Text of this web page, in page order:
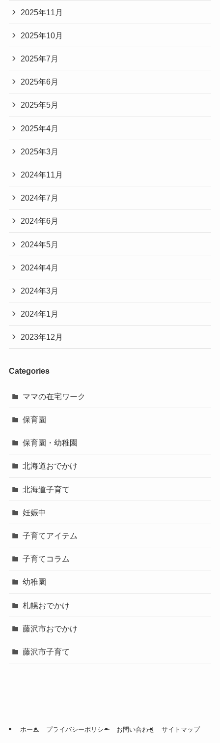
2025年11月
2025年10月
2025年7月
2025年6月
2025年5月
2025年4月
2025年3月
2024年11月
2024年7月
2024年6月
2024年5月
2024年4月
2024年3月
2024年1月
2023年12月
Categories
ママの在宅ワーク
保育園
保育園・幼稚園
北海道おでかけ
北海道子育て
妊娠中
子育てアイテム
子育てコラム
幼稚園
札幌おでかけ
藤沢市おでかけ
藤沢市子育て
ホーム プライバシーポリシー お問い合わせ サイトマップ